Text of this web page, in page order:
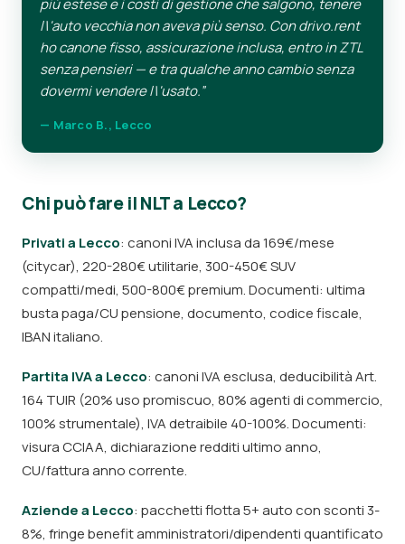
più estese e i costi di gestione che salgono, tenere
l\'auto vecchia non aveva più senso. Con drivo.rent
ho canone fisso, assicurazione inclusa, entro in ZTL
senza pensieri — e tra qualche anno cambio senza
dovermi vendere l\'usato.”
— Marco B., Lecco
Chi può fare il NLT a Lecco?
Privati a Lecco: canoni IVA inclusa da 169€/mese
(citycar), 220-280€ utilitarie, 300-450€ SUV
compatti/medi, 500-800€ premium. Documenti: ultima
busta paga/CU pensione, documento, codice fiscale,
IBAN italiano.
Partita IVA a Lecco: canoni IVA esclusa, deducibilità Art.
164 TUIR (20% uso promiscuo, 80% agenti di commercio,
100% strumentale), IVA detraibile 40-100%. Documenti:
visura CCIAA, dichiarazione redditi ultimo anno,
CU/fattura anno corrente.
Aziende a Lecco: pacchetti flotta 5+ auto con sconti 3-
8%, fringe benefit amministratori/dipendenti quantificato